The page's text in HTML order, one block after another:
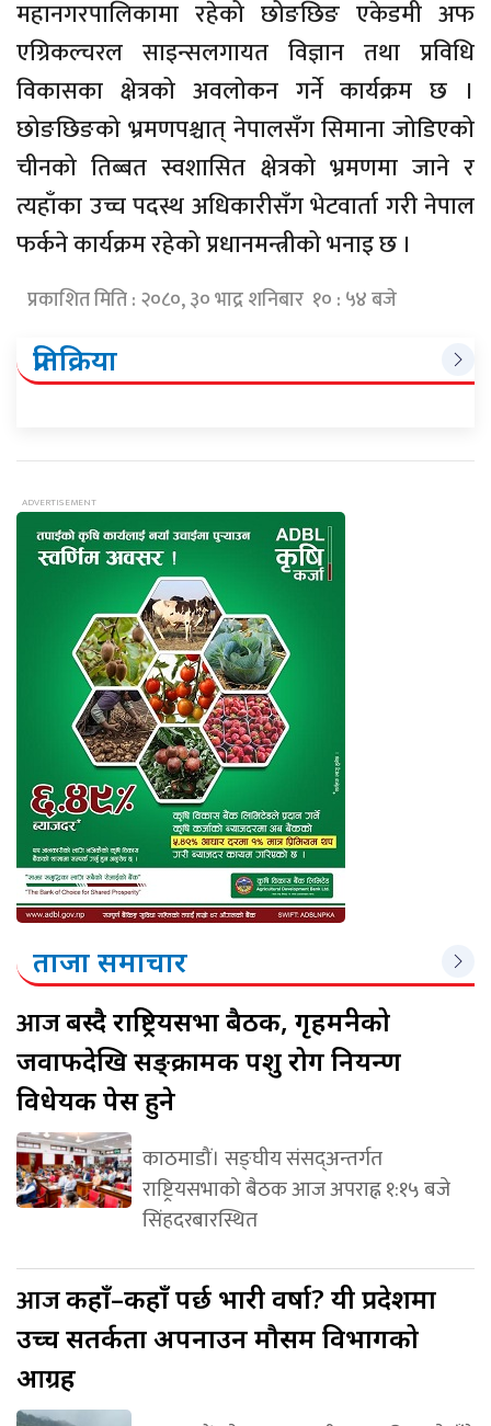
महानगरपालिकामा रहेको छोङछिङ एकेडमी अफ
एग्रिकल्चरल साइन्सलगायत विज्ञान तथा प्रविधि
विकासका क्षेत्रको अवलोकन गर्ने कार्यक्रम छ ।
छोङछिङको भ्रमणपश्चात् नेपालसँग सिमाना जोडिएको
चीनको तिब्बत स्वशासित क्षेत्रको भ्रमणमा जाने र
त्यहाँका उच्च पदस्थ अधिकारीसँग भेटवार्ता गरी नेपाल
फर्कने कार्यक्रम रहेको प्रधानमन्त्रीको भनाइ छ ।
प्रकाशित मिति : २०८०, ३० भाद्र शनिबार १० : ५४ बजे
प्रतिक्रिया
ताजा समाचार
आजबस्दै राष्ट्रियसभा बैठक, गृहमन्त्रीको
जवाफदेखि सङ्क्रामक पशु रोग नियन्त्रण
विधेयक पेस हुने
काठमाडौं। सङ्घीय संसद्अन्तर्गत
राष्ट्रियसभाको बैठक आज अपराह्न १:१५ बजे
सिंहदरबारस्थित
आजकहाँ–कहाँ पर्छ भारी वर्षा? यी प्रदेशमा
उच्च सतर्कता अपनाउन मौसम विभागको
आग्रह